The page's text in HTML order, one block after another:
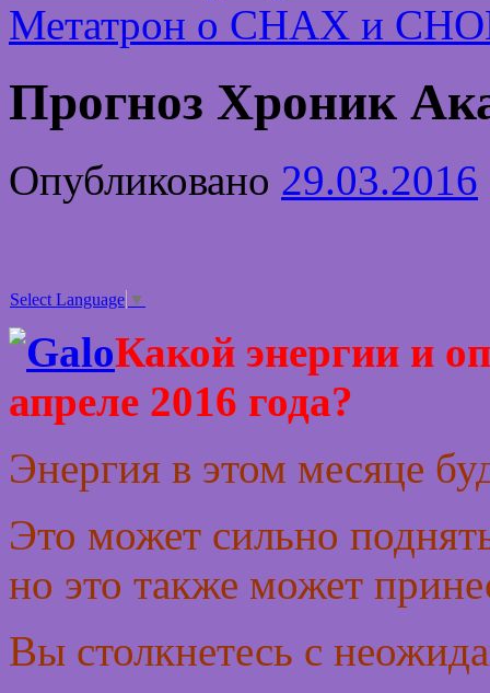
Метатрон о СНАХ и
Прогноз Хроник
Опубликовано 29.03.2016
Select Language ▼
Какой энергии и
апреле 2016 года?
Энергия в этом месяце
Это может сильно
но это также может
Вы столкнетесь с